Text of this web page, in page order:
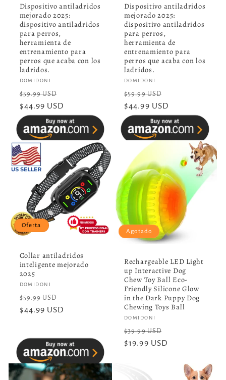
Dispositivo antiladridos
mejorado 2025:
dispositivo antiladridos
para perros,
herramienta de
entrenamiento para
perros que acaba con los
ladridos.
Proveedor:
DOMIDONI
Precio
habitual
$59.99 USD
de
oferta
$44.99 USD
Dispositivo antiladridos
mejorado 2025:
dispositivo antiladridos
para perros,
herramienta de
entrenamiento para
perros que acaba con los
ladridos.
Proveedor:
DOMIDONI
Precio
habitual
$59.99 USD
de
oferta
$44.99 USD
Oferta
Collar antiladridos
inteligente mejorado
2025
Proveedor:
DOMIDONI
Precio
habitual
$59.99 USD
de
$44.99 USD
Agotado
Rechargeable LED Light
up Interactive Dog
Chew Toy Ball Eco-
Friendly Silicone Glow
in the Dark Puppy Dog
Chewing Toys Ball
Proveedor:
DOMIDONI
Precio
habitual
$39.99 USD
$19.99 USD